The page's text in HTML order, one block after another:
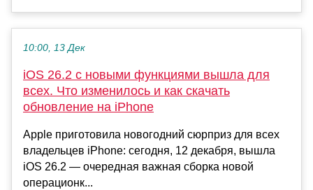
10:00, 13 Дек
iOS 26.2 с новыми функциями вышла для
всех. Что изменилось и как скачать
обновление на iPhone
Apple приготовила новогодний сюрприз для всех
владельцев iPhone: сегодня, 12 декабря, вышла
iOS 26.2 — очередная важная сборка новой
операционк...